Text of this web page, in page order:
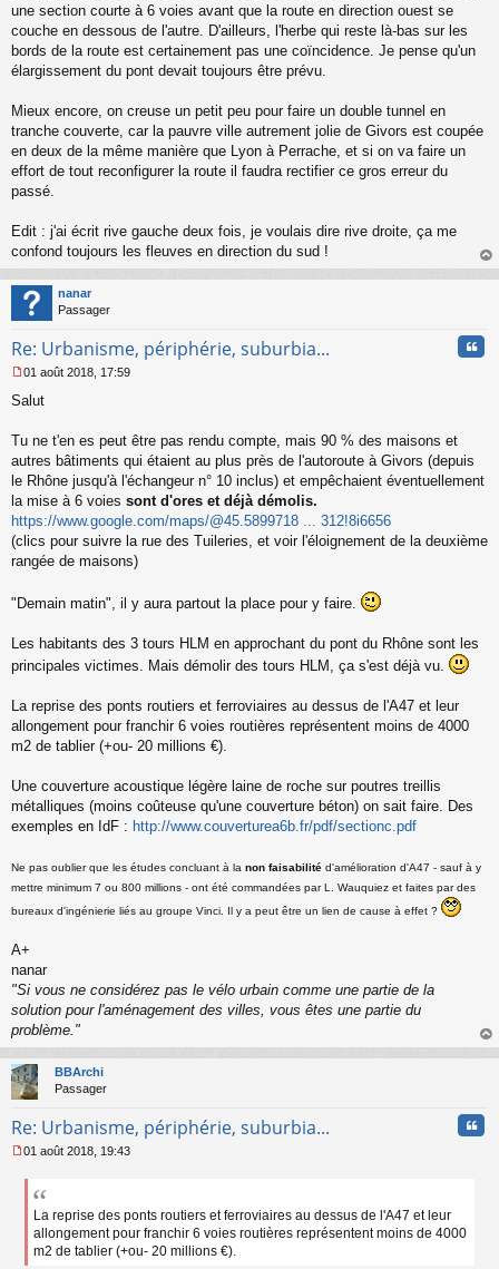
une section courte à 6 voies avant que la route en direction ouest se
couche en dessous de l'autre. D'ailleurs, l'herbe qui reste là-bas sur les
bords de la route est certainement pas une coïncidence. Je pense qu'un
élargissement du pont devait toujours être prévu.
Mieux encore, on creuse un petit peu pour faire un double tunnel en
tranche couverte, car la pauvre ville autrement jolie de Givors est coupée
en deux de la même manière que Lyon à Perrache, et si on va faire un
effort de tout reconfigurer la route il faudra rectifier ce gros erreur du
passé.
Edit : j'ai écrit rive gauche deux fois, je voulais dire rive droite, ça me
confond toujours les fleuves en direction du sud !
au
nanar
Passager
Re: Urbanisme, périphérie, suburbia...
e
g
e
n
o
n
u
01 août 2018, 17:59
Salut
Tu ne t'en es peut être pas rendu compte, mais 90 % des maisons et
autres bâtiments qui étaient au plus près de l'autoroute à Givors (depuis
le Rhône jusqu'à l'échangeur n° 10 inclus) et empêchaient éventuellement
la mise à 6 voies sont d'ores et déjà démolis.
https://www.google.com/maps/@45.5899718 ... 312!8i6656
(clics pour suivre la rue des Tuileries, et voir l'éloignement de la deuxième
rangée de maisons)
"Demain matin", il y aura partout la place pour y faire.
Les habitants des 3 tours HLM en approchant du pont du Rhône sont les
principales victimes. Mais démolir des tours HLM, ça s'est déjà vu.
La reprise des ponts routiers et ferroviaires au dessus de l'A47 et leur
allongement pour franchir 6 voies routières représentent moins de 4000
m2 de tablier (+ou- 20 millions €).
Une couverture acoustique légère laine de roche sur poutres treillis
métalliques (moins coûteuse qu'une couverture béton) on sait faire. Des
exemples en IdF : http://www.couverturea6b.fr/pdf/sectionc.pdf
Ne pas oublier que les études concluant à la non faisabilité d'amélioration d'A47 - sauf à y
mettre minimum 7 ou 800 millions - ont été commandées par L. Wauquiez et faites par des
bureaux d'ingénierie liés au groupe Vinci. Il y a peut être un lien de cause à effet ?
A+
nanar
"Si vous ne considérez pas le vélo urbain comme une partie de la
solution pour l'aménagement des villes, vous êtes une partie du
problème."
au
BBArchi
Passager
Re: Urbanisme, périphérie, suburbia...
e
e
01 août 2018, 19:43
La reprise des ponts routiers et ferroviaires au dessus de l'A47 et leur
allongement pour franchir 6 voies routières représentent moins de 4000
m2 de tablier (+ou- 20 millions €).